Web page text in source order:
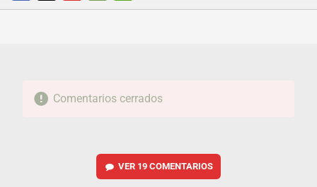
FACEBOOKTWITTERFLIPBOARD
E-
WHATSAPP
Comentarios cerrados
VER 19 COMENTARIOS